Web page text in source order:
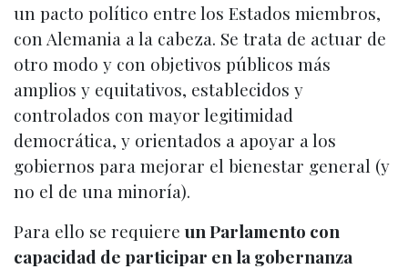
un pacto político entre los Estados miembros,
con Alemania a la cabeza. Se trata de actuar de
otro modo y con objetivos públicos más
amplios y equitativos, establecidos y
controlados con mayor legitimidad
democrática, y orientados a apoyar a los
gobiernos para mejorar el bienestar general (y
no el de una minoría).
Para ello se requiere un Parlamento con
capacidad de participar en la gobernanza